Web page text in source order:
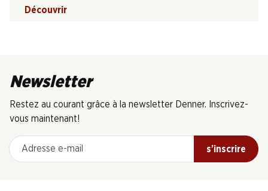
Découvrir
Newsletter
Restez au courant grâce à la newsletter Denner. Inscrivez-
vous maintenant!
Adresse e-mail
s’inscrire